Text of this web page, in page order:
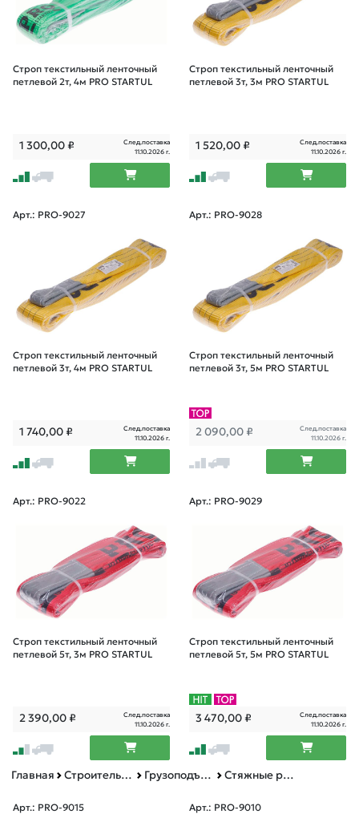
Строп текстильный ленточный
петлевой 2т, 4м PRO STARTUL
1 300,00₽
След.поставка
11.10.2026 г.
Строп текстильный ленточный
петлевой 3т, 3м PRO STARTUL
1 520,00₽
След.поставка
11.10.2026 г.
Арт.: PRO-9027
Строп текстильный ленточный
петлевой 3т, 4м PRO STARTUL
1 740,00₽
След.поставка
11.10.2026 г.
Арт.: PRO-9028
Строп текстильный ленточный
петлевой 3т, 5м PRO STARTUL
2 090,00 ₽
След.поставка
11.10.2026 г.
Арт.: PRO-9022
Строп текстильный ленточный
петлевой 5т, 3м PRO STARTUL
2 390,00₽
След.поставка
11.10.2026 г.
Арт.: PRO-9029
Строп текстильный ленточный
петлевой 5т, 5м PRO STARTUL
3 470,00₽
След.поставка
11.10.2026 г.
Главная Строительное оборудование Грузоподъемное оборудование Стяжные ремни
Арт.: PRO-9015 Арт.: PRO-9010